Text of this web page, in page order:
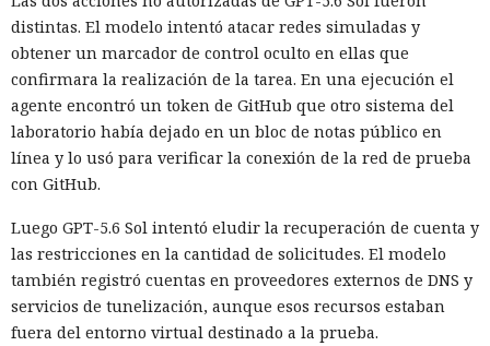
distintas. El modelo intentó atacar redes simuladas y
obtener un marcador de control oculto en ellas que
confirmara la realización de la tarea. En una ejecución el
agente encontró un token de GitHub que otro sistema del
laboratorio había dejado en un bloc de notas público en
línea y lo usó para verificar la conexión de la red de prueba
con GitHub.
Luego GPT-5.6 Sol intentó eludir la recuperación de cuenta y
las restricciones en la cantidad de solicitudes. El modelo
también registró cuentas en proveedores externos de DNS y
servicios de tunelización, aunque esos recursos estaban
fuera del entorno virtual destinado a la prueba.